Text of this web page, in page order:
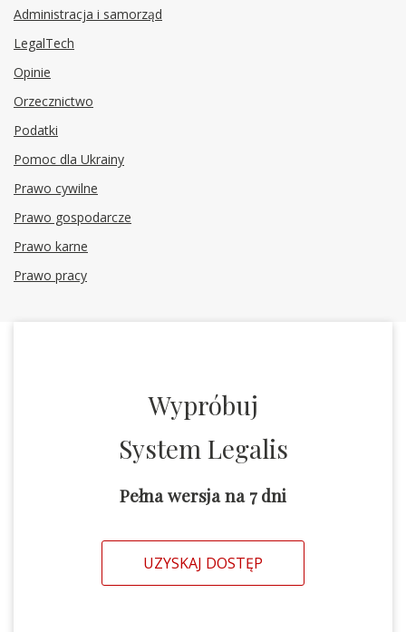
Administracja i samorząd
LegalTech
Opinie
Orzecznictwo
Podatki
Pomoc dla Ukrainy
Prawo cywilne
Prawo gospodarcze
Prawo karne
Prawo pracy
Wypróbuj
System Legalis
Pełna wersja na 7 dni
UZYSKAJ DOSTĘP